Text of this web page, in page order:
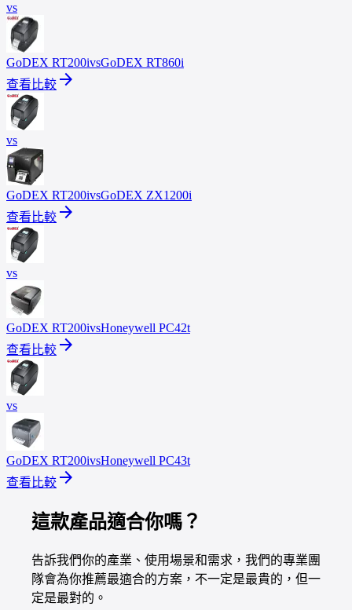
vs
GoDEX RT200ivsGoDEX RT860i
查看比較 arrow_forward
vs
GoDEX RT200ivsGoDEX ZX1200i
查看比較 arrow_forward
vs
GoDEX RT200ivsHoneywell PC42t
查看比較 arrow_forward
vs
GoDEX RT200ivsHoneywell PC43t
查看比較 arrow_forward
這款產品適合你嗎？
告訴我們你的產業、使用場景和需求，我們的專業團
隊會為你推薦最適合的方案，不一定是最貴的，但一
定是最對的。